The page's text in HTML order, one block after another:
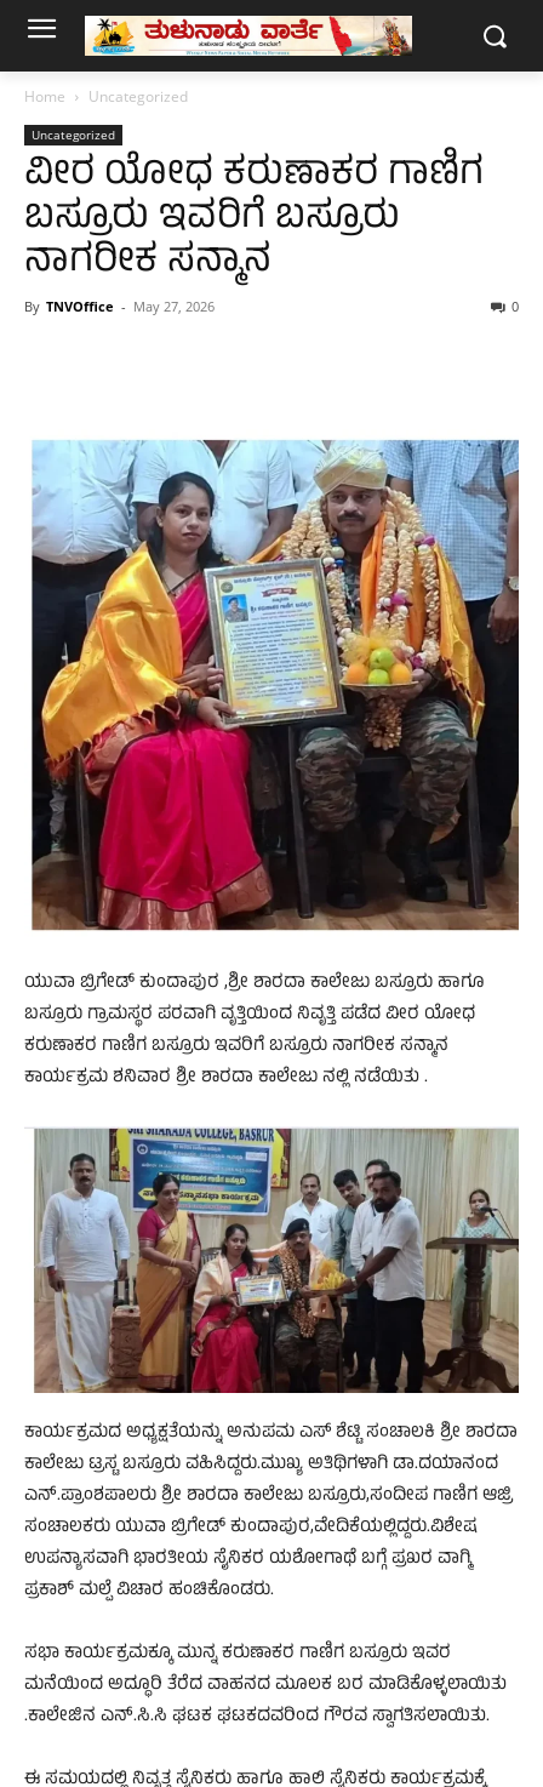
Home Uncategorized
Uncategorized
ವೀರ ಯೋಧ ಕರುಣಾಕರ ಗಾಣಿಗ
ಬಸ್ರೂರು ಇವರಿಗೆ ಬಸ್ರೂರು
ನಾಗರೀಕ ಸನ್ಮಾನ
By TNVOffice - May 27, 2026 0
ಯುವಾ ಬ್ರಿಗೇಡ್ ಕುಂದಾಪುರ ,ಶ್ರೀ ಶಾರದಾ ಕಾಲೇಜು ಬಸ್ರೂರು ಹಾಗೂ
ಬಸ್ರೂರು ಗ್ರಾಮಸ್ಥರ ಪರವಾಗಿ ವೃತ್ತಿಯಿಂದ ನಿವೃತ್ತಿ ಪಡೆದ ವೀರ ಯೋಧ
ಕರುಣಾಕರ ಗಾಣಿಗ ಬಸ್ರೂರು ಇವರಿಗೆ ಬಸ್ರೂರು ನಾಗರೀಕ ಸನ್ಮಾನ
ಕಾರ್ಯಕ್ರಮ ಶನಿವಾರ ಶ್ರೀ ಶಾರದಾ ಕಾಲೇಜು ನಲ್ಲಿ‌ ನಡೆಯಿತು .
ಕಾರ್ಯಕ್ರಮದ ಅಧ್ಯಕ್ಷತೆಯನ್ನು ಅನುಪಮ ಎಸ್ ಶೆಟ್ಟಿ ಸಂಚಾಲಕಿ ಶ್ರೀ ಶಾರದಾ
ಕಾಲೇಜು ಟ್ರಸ್ಟ ಬಸ್ರೂರು ವಹಿಸಿದ್ದರು.ಮುಖ್ಯ ಅತಿಥಿಗಳಾಗಿ‌ ಡಾ.ದಯಾನಂದ
ಎನ್.ಪ್ರಾಂಶಪಾಲರು ಶ್ರೀ ಶಾರದಾ ಕಾಲೇಜು ಬಸ್ರೂರು,ಸಂದೀಪ ಗಾಣಿಗ ಆಜ್ರಿ
ಸಂಚಾಲಕರು ಯುವಾ ಬ್ರಿಗೇಡ್ ಕುಂದಾಪುರ,ವೇದಿಕೆಯಲ್ಲಿದ್ದರು.ವಿಶೇಷ
ಉಪನ್ಯಾಸವಾಗಿ ಭಾರತೀಯ ಸೈನಿಕರ ಯಶೋಗಾಥೆ ಬಗ್ಗೆ ಪ್ರಖರ ವಾಗ್ಮಿ
ಪ್ರಕಾಶ್ ಮಲ್ಪೆ ವಿಚಾರ ಹಂಚಿಕೊಂಡರು.
ಸಭಾ ಕಾರ್ಯಕ್ರಮಕ್ಕೂ ಮುನ್ನ ಕರುಣಾಕರ ಗಾಣಿಗ ಬಸ್ರೂರು ಇವರ
ಮನೆಯಿಂದ ಅದ್ಧೂರಿ ತೆರೆದ ವಾಹನದ ಮೂಲಕ ಬರ ಮಾಡಿಕೊಳ್ಳಲಾಯಿತು‌
.ಕಾಲೇಜಿನ ಎನ್.ಸಿ.ಸಿ‌ ಘಟಕ ಘಟಕದವರಿಂದ ಗೌರವ ಸ್ವಾಗತಿಸಲಾಯಿತು.
ಈ ಸಮಯದಲ್ಲಿ ನಿವೃತ್ತ ಸೈನಿಕರು ಹಾಗೂ ಹಾಲಿ ಸೈನಿಕರು ಕಾರ್ಯಕ್ರಮಕ್ಕೆ